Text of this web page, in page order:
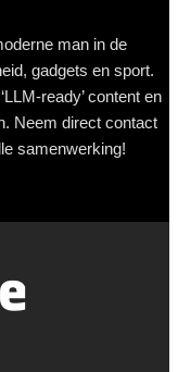
man in de
gadgets en sport.
ready’ content en
Neem direct contact
samenwerking!